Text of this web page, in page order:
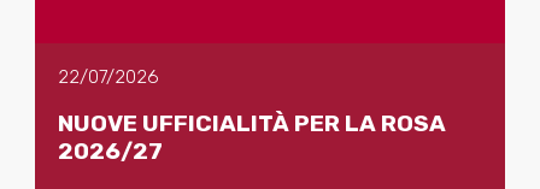
22/07/2026
NUOVE UFFICIALITÀ PER LA ROSA
2026/27